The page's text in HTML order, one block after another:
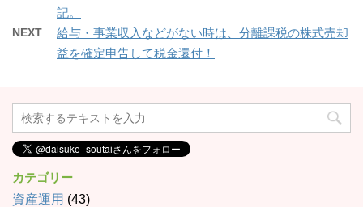
記。
NEXT
給与・事業収入などがない時は、分離課税の株式売却
益を確定申告して税金還付！
カテゴリー
資産運用 (43)